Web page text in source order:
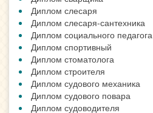
Диплом слесаря
Диплом слесаря-сантехника
Диплом социального педагога
Диплом спортивный
Диплом стоматолога
Диплом строителя
Диплом судового механика
Диплом судового повара
Диплом судоводителя